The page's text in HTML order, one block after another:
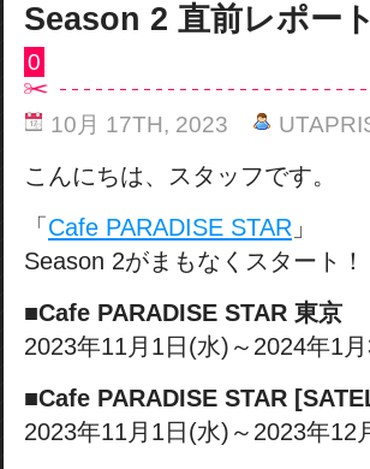
Season 2 直前レポート
0
10月 17TH, 2023
こんにちは、スタッフです。
「 Cafe PARADISE STAR 」
Season 2がまもなくスタート！
■Cafe PARADISE STAR 東京
2023年11月1日(水)～2024年1
■Cafe PARADISE STAR
2023年11月1日(水)～2023年12